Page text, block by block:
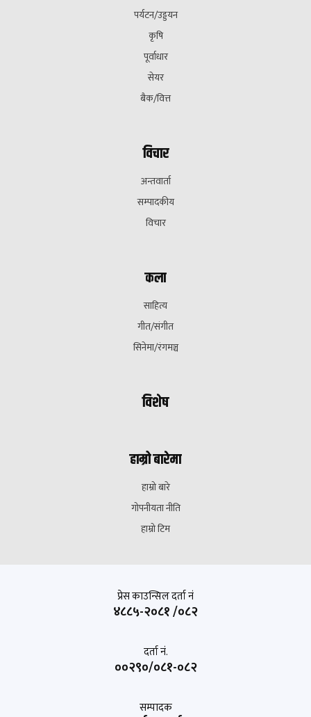
पर्यटन/उड्डयन
कृषि
पूर्वाधार
सेयर
बैक/वित्त
विचार
अन्तवार्ता
सम्पादकीय
विचार
कला
साहित्य
गीत/संगीत
सिनेमा/रंगमञ्च
विशेष
हाम्रो बारेमा
हाम्रो बारे
गोपनीयता नीति
हाम्रो टिम
प्रेस काउन्सिल दर्ता नं
४८८५-२०८१ /०८२
दर्ता नं.
००२९०/०८१-०८२
सम्पादक